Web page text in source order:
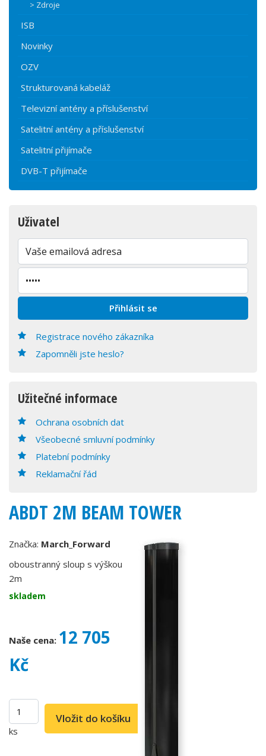
> Zdroje
ISB
Novinky
OZV
Strukturovaná kabeláž
Televizní antény a příslušenství
Satelitní antény a příslušenství
Satelitní přijímače
DVB-T přijímače
Uživatel
Registrace nového zákazníka
Zapomněli jste heslo?
Užitečné informace
Ochrana osobních dat
Všeobecné smluvní podmínky
Platební podmínky
Reklamační řád
ABDT 2M BEAM TOWER
Značka: March_Forward
oboustranný sloup s výškou
2m
skladem
Naše cena: 12 705
Kč
ks